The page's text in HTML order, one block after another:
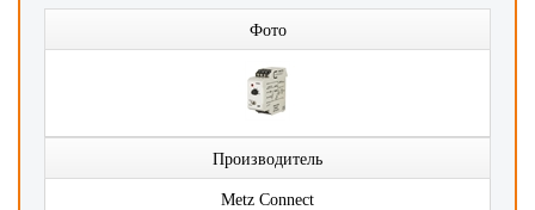
Фото
Производитель
Metz Connect